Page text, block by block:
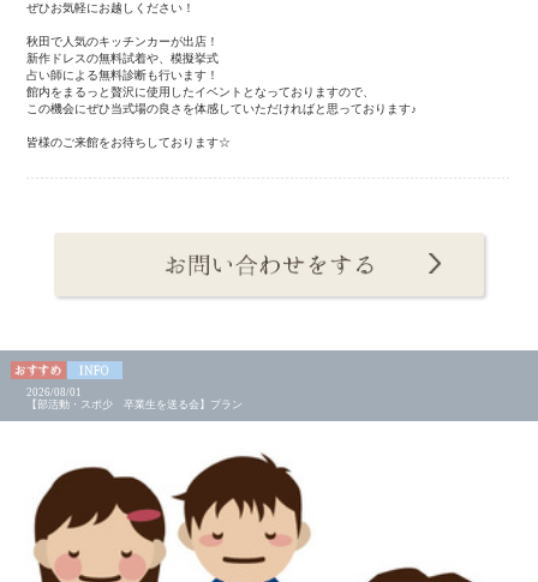
ぜひお気軽にお越しください！
秋田で人気のキッチンカーが出店！
新作ドレスの無料試着や、模擬挙式
占い師による無料診断も行います！
館内をまるっと贅沢に使用したイベントとなっておりますので、
この機会にぜひ当式場の良さを体感していただければと思っております♪
皆様のご来館をお待ちしております☆
2026/08/01
【部活動・スポ少 卒業生を送る会】プラン